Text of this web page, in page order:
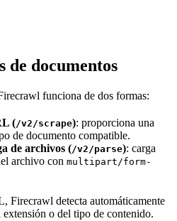
de documentos
funciona de dos formas:
(/v2/scrape): proporciona una
de documento compatible.
de archivos (/v2/parse): carga
archivo con multipart/form-
Firecrawl detecta automáticamente
o del tipo de contenido.